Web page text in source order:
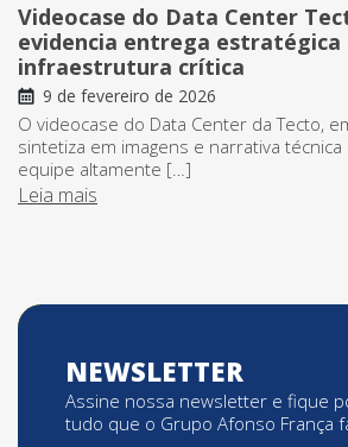
Videocase do Data Center
evidencia entrega estratégica
infraestrutura crítica
9 de fevereiro de 2026
O videocase do Data Center da Tecto,
sintetiza em imagens e narrativa
equipe altamente […]
Leia mais
NEWSLETTER
Assine nossa newsletter e fique
tudo que o Grupo Afonso França